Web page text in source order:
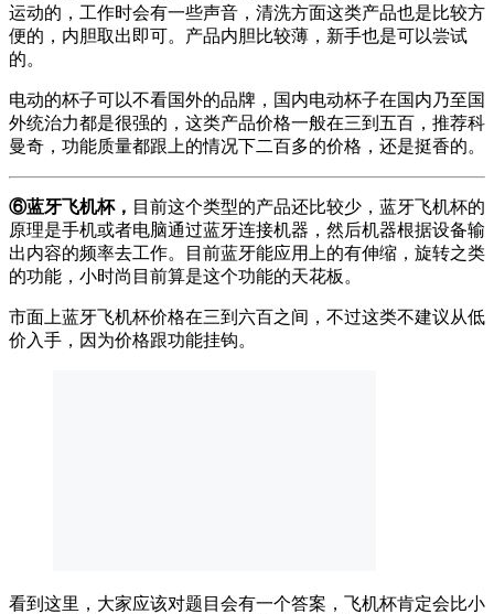
运动的，工作时会有一些声音，清洗方面这类产品也是比较方
便的，内胆取出即可。产品内胆比较薄，新手也是可以尝试
的。
电动的杯子可以不看国外的品牌，国内电动杯子在国内乃至国
外统治力都是很强的，这类产品价格一般在三到五百，推荐科
曼奇，功能质量都跟上的情况下二百多的价格，还是挺香的。
⑥蓝牙飞机杯， 目前这个类型的产品还比较少，蓝牙飞机杯的
原理是手机或者电脑通过蓝牙连接机器，然后机器根据设备输
出内容的频率去工作。目前蓝牙能应用上的有伸缩，旋转之类
的功能，小时尚目前算是这个功能的天花板。
市面上蓝牙飞机杯价格在三到六百之间，不过这类不建议从低
价入手，因为价格跟功能挂钩。
看到这里，大家应该对题目会有一个答案，飞机杯肯定会比小